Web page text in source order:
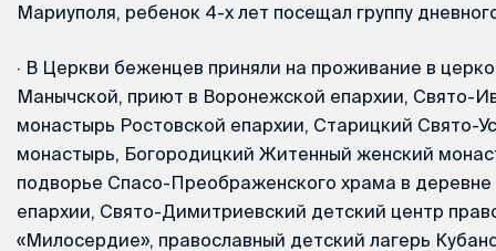
Мариуполя, ребенок 4-х лет посещал группу
· В Церкви беженцев приняли на проживание в
Манычской, приют в Воронежской епархии, Свято-
монастырь Ростовской епархии, Старицкий Свято-
монастырь, Богородицкий Житенный женский
подворье Спасо-Преображенского храма в
епархии, Свято-Димитриевский детский центр
«Милосердие», православный детский лагерь